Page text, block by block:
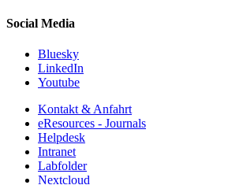
Social Media
Bluesky
LinkedIn
Youtube
Kontakt & Anfahrt
eResources - Journals
Helpdesk
Intranet
Labfolder
Nextcloud